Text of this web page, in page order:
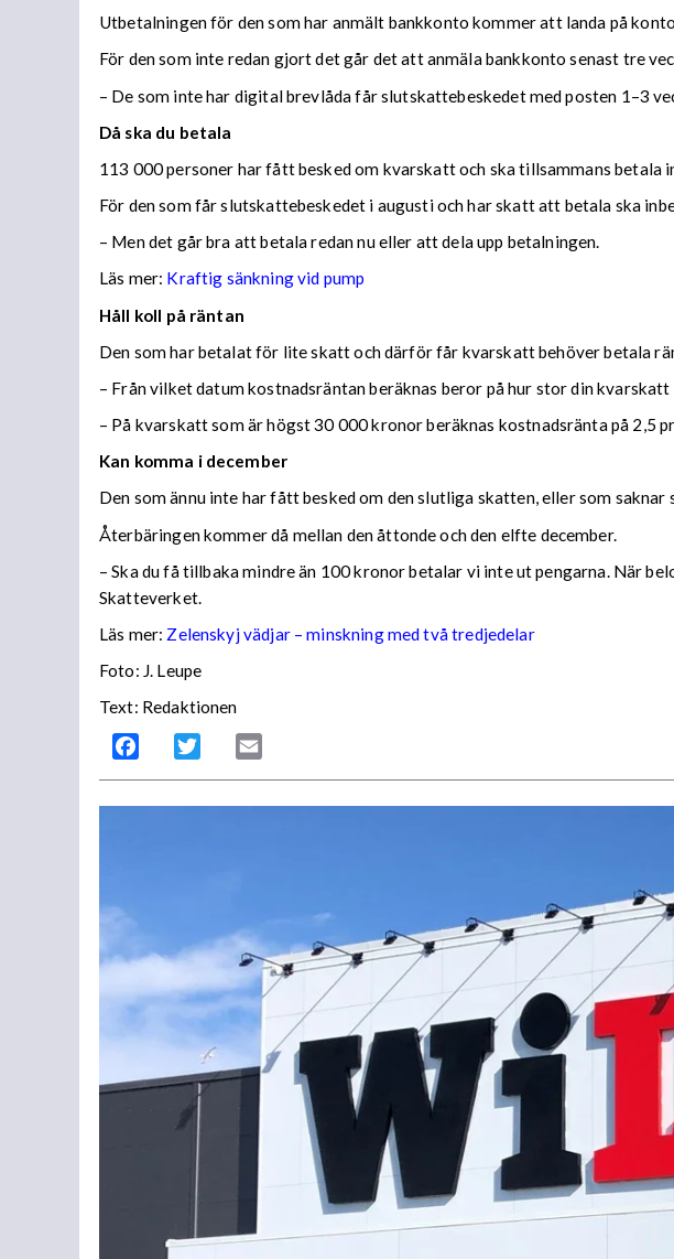
Utbetalningen för den som har anmält bankkonto kommer att landa på
För den som inte redan gjort det går det att anmäla bankkonto senast tre
– De som inte har digital brevlåda får slutskattebeskedet med posten 1–3
Då ska du betala
113 000 personer har fått besked om kvarskatt och ska tillsammans betala
För den som får slutskattebeskedet i augusti och har skatt att betala ska
– Men det går bra att betala redan nu eller att dela upp betalningen.
Läs mer: Kraftig sänkning vid pump
Håll koll på räntan
Den som har betalat för lite skatt och därför får kvarskatt behöver betala
– Från vilket datum kostnadsräntan beräknas beror på hur stor din
– På kvarskatt som är högst 30 000 kronor beräknas kostnadsränta på 2,5
Kan komma i december
Den som ännu inte har fått besked om den slutliga skatten, eller som
Återbäringen kommer då mellan den åttonde och den elfte december.
– Ska du få tillbaka mindre än 100 kronor betalar vi inte ut pengarna. När
Skatteverket.
Läs mer: Zelenskyj vädjar – minskning med två tredjedelar
Foto: J. Leupe
Text: Redaktionen
Facebook Twitter